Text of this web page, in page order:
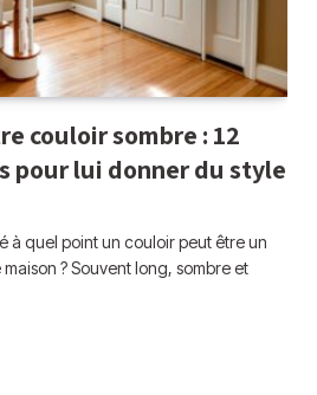
couloir sombre : 12
pour lui donner du style
à quel point un couloir peut être un
? Souvent long, sombre et